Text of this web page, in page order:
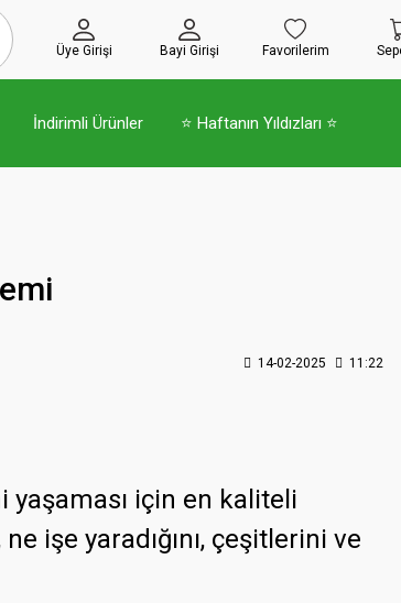
Üye Girişi Bayi Girişi Favorilerim
İndirimli Ürünler ⭐ Haftanın Yıldızları ⭐
14-02-2025 11:22
için en kaliteli
işe yaradığını, çeşitlerini ve